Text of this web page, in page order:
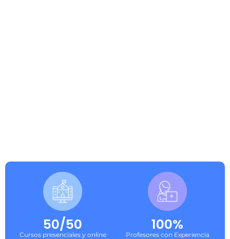
50/50
Cursos presenciales y online
100%
Profesores con Experiencia